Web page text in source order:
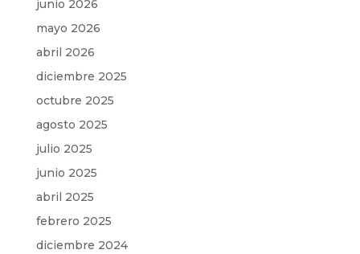
junio 2026
mayo 2026
abril 2026
diciembre 2025
octubre 2025
agosto 2025
julio 2025
junio 2025
abril 2025
febrero 2025
diciembre 2024